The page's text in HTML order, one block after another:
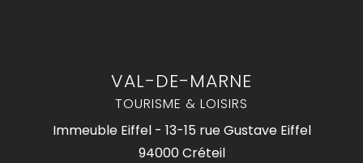
VAL-DE-MARNE
TOURISME & LOISIRS
Immeuble Eiffel - 13-15 rue Gustave Eiffel
94000 Créteil